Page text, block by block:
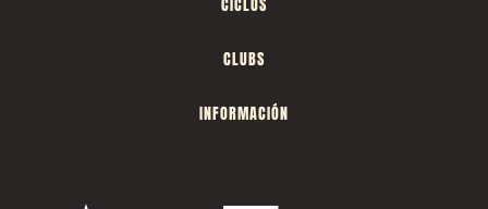
CLUBS
INFORMACIÓN